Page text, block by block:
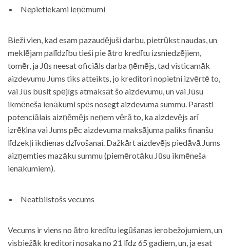
Nepietiekami ieņēmumi
Bieži vien, kad esam pazaudējuši darbu, pietrūkst naudas, un
meklējam palīdzību tieši pie ātro kredītu izsniedzējiem,
tomēr, ja Jūs neesat oficiāls darba ņēmējs, tad visticamāk
aizdevumu Jums tiks atteikts, jo kreditori nopietni izvērtē to,
vai Jūs būsit spējīgs atmaksāt šo aizdevumu, un vai Jūsu
ikmēneša ienākumi spēs nosegt aizdevuma summu. Parasti
potenciālais aizņēmējs neņem vērā to, ka aizdevējs arī
izrēķina vai Jums pēc aizdevuma maksājuma paliks finanšu
līdzekļi ikdienas dzīvošanai. Dažkārt aizdevējs piedāvā Jums
aizņemties mazāku summu (piemērotāku Jūsu ikmēneša
ienākumiem).
Neatbilstošs vecums
Vecums ir viens no ātro kredītu iegūšanas ierobežojumiem, un
visbiežāk kreditori nosaka no 21 līdz 65 gadiem, un, ja esat